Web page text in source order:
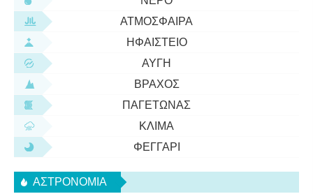
ΑΤΜΌΣΦΑΙΡΑ
ΗΦΑΊΣΤΕΙΟ
ΑΥΓΉ
ΒΡΆΧΟΣ
ΠΑΓΕΤΏΝΑΣ
ΚΛΊΜΑ
ΦΕΓΓΆΡΙ
ΑΣΤΡΟΝΟΜΊΑ